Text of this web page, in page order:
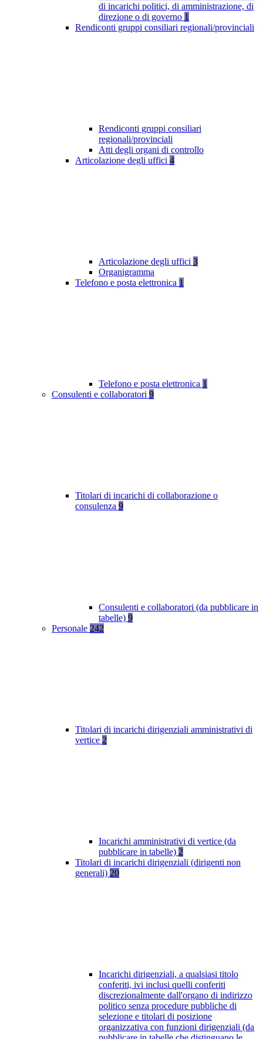
di incarichi politici, di amministrazione, di
direzione o di governo 1
Rendiconti gruppi consiliari regionali/provinciali
Rendiconti gruppi consiliari
regionali/provinciali
Atti degli organi di controllo
Articolazione degli uffici 4
Articolazione degli uffici 3
Organigramma
Telefono e posta elettronica 1
Telefono e posta elettronica 1
Consulenti e collaboratori 9
Titolari di incarichi di collaborazione o
consulenza 9
Consulenti e collaboratori (da pubblicare in
tabelle) 9
Personale 242
Titolari di incarichi dirigenziali amministrativi di
vertice 2
Incarichi amministrativi di vertice (da
pubblicare in tabelle) 2
Titolari di incarichi dirigenziali (dirigenti non
generali) 20
Incarichi dirigenziali, a qualsiasi titolo
conferiti, ivi inclusi quelli conferiti
discrezionalmente dall'organo di indirizzo
politico senza procedure pubbliche di
selezione e titolari di posizione
organizzativa con funzioni dirigenziali (da